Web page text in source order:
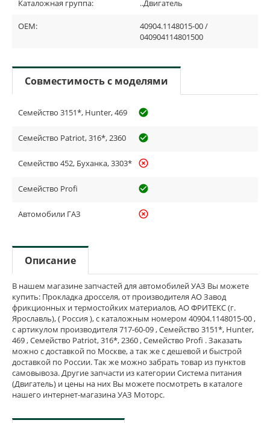
Каталожная группа: ..Двигатель
OEM:
40904.1148015-00 /
040904114801500
Совместимость с моделями
Семейство 3151*, Hunter, 469 check_circle_outline
Семейство Patriot, 316*, 2360 check_circle_outline
Семейство 452, Буханка, 3303* highlight_off
Семейство Profi check_circle_outline
Автомобили ГАЗ highlight_off
Описание
В нашем магазине запчастей для автомобилей УАЗ Вы можете
купить: Прокладка дросселя, от производителя АО Завод
фрикционных и термостойких материалов, АО ФРИТЕКС (г.
Ярославль), ( Россия ), с каталожным номером 40904.1148015-00 ,
с артикулом производителя 717-60-09 , Семейство 3151*, Hunter,
469 , Семейство Patriot, 316*, 2360 , Семейство Profi . Заказать
можно с доставкой по Москве, а так же с дешевой и быстрой
доставкой по России. Так же можно забрать товар из пунктов
самовывоза. Другие запчасти из категории Система питания
(Двигатель) и цены на них Вы можете посмотреть в каталоге
нашего интернет-магазина УАЗ Моторс.